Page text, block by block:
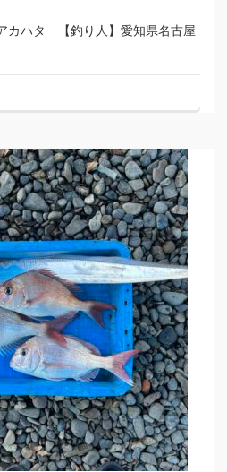
カハタ 【釣り人】愛知県名古屋